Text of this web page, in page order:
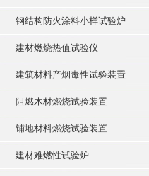
钢结构防火涂料小样试验炉
建材燃烧热值试验仪
建筑材料产烟毒性试验装置
阻燃木材燃烧试验装置
铺地材料燃烧试验装置
建材难燃性试验炉